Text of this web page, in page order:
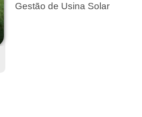
Gestão de Usina Solar